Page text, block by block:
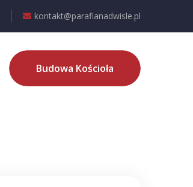
kontakt@parafianadwisle.pl
Budowa Kościoła